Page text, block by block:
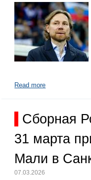
Read more
Сборная
31 марта
Мали в
07.03.2026